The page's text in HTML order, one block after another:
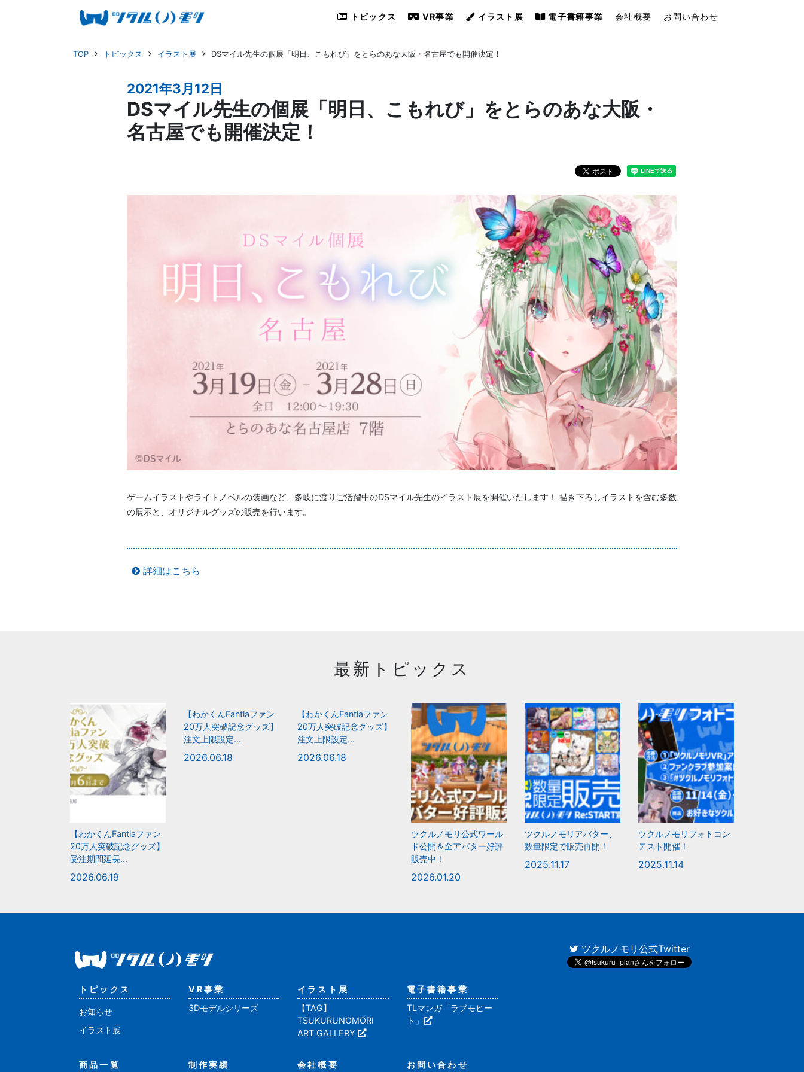
トピックス VR事業 イラスト展 電子書籍事業 会社概要 お問い合わせ
TOP トピックス イラスト展 DSマイル先生の個展「明日、こもれび」をとらのあな大阪・名古屋でも開催決定！
2021年3月12日
DSマイル先生の個展「明日、こもれび」をとらのあな大阪・
名古屋でも開催決定！
ゲームイラストやライトノベルの装画など、多岐に渡りご活躍中のDSマイル先生のイラスト展を開催いたします！ 描き下ろしイラストを含む多数
の展示と、オリジナルグッズの販売を行います。
詳細はこちら
最新トピックス
【わかくんFantiaファン
20万人突破記念グッズ】
受注期間延長...
2026.06.19
【わかくんFantiaファン
20万人突破記念グッズ】
注文上限設定...
2026.06.18
【わかくんFantiaファン
20万人突破記念グッズ】
注文上限設定...
2026.06.18
ツクルノモリ公式ワール
ド公開＆全アバター好評
販売中！
2026.01.20
ツクルノモリアバター、
数量限定で販売再開！
2025.11.17
ツクルノモリフォトコン
テスト開催！
2025.11.14
トピックス
お知らせ
イラスト展
VR事業
3Dモデルシリーズ
イラスト展
【TAG】
TSUKURUNOMORI
ART GALLERY
電子書籍事業
TLマンガ「ラブモヒー
ト」
商品一覧 制作実績 会社概要 お問い合わせ
ツクルノモリ公式Twitter